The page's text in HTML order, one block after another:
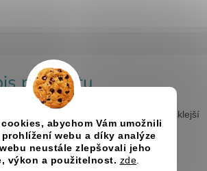
cookies, abychom Vám umožnili
webu a díky analýze
neustále zlepšovali jeho
výkon a použitelnost. zde.
produktu
krytá uv fólií pro větší odolnost a lesklejší
k objednání 5 ks.
50 mm